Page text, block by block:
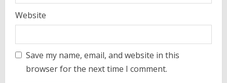
Website
Save my name, email, and website in this
browser for the next time I comment.